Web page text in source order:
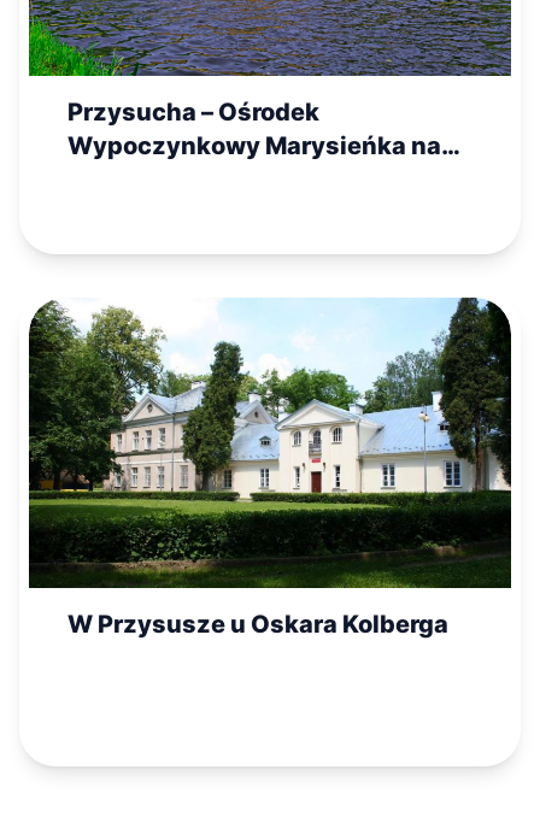
Przysucha – Ośrodek
Wypoczynkowy Marysieńka nad
W Przysusze u Oskara Kolberga